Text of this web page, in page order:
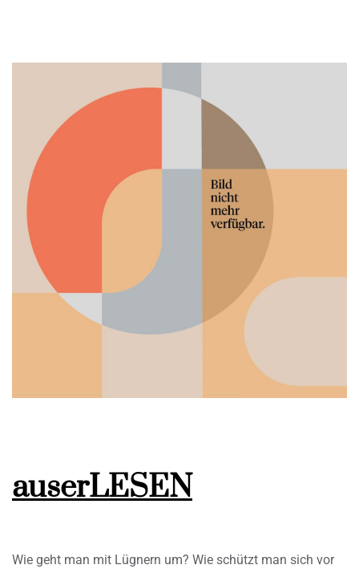
auserLESEN
Wie geht man mit Lügnern um? Wie schützt man sich vor